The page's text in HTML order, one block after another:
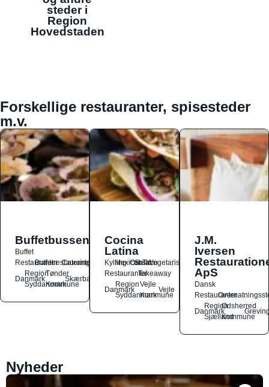
steder i
Region
Hovedstaden
Forskellige restauranter, spisesteder
m.v.
Buffetbussen
Buffet
Restauranter
Buffetrestauranter
Catering
Danmark
Region
Syddanmark
Tønder
Kommune
Skærbæk
Cocina
Latina
Kylling
Mexicansk
OstSalat
TacoVegetarisk
RestauranterTakeaway
Danmark
Region
Syddanmark
Vejle
Kommune
Vejle
J.M.
Iversen
ApS
Dansk
Restauranter
Danmark
Region
Sjælland
Odsherred
Kommune
Nyheder